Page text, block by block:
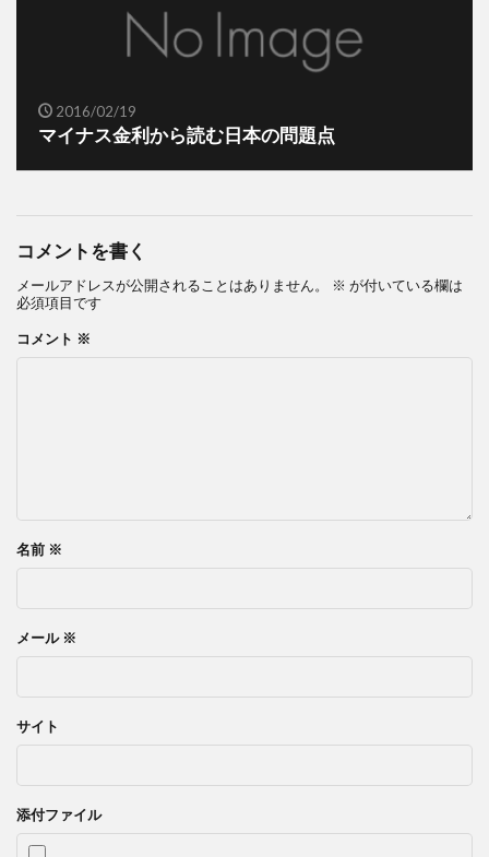
2016/02/19
マイナス金利から読む日本の問題点
コメントを書く
メールアドレスが公開されることはありません。 ※ が付いている欄は
必須項目です
コメント ※
名前 ※
メール ※
サイト
添付ファイル